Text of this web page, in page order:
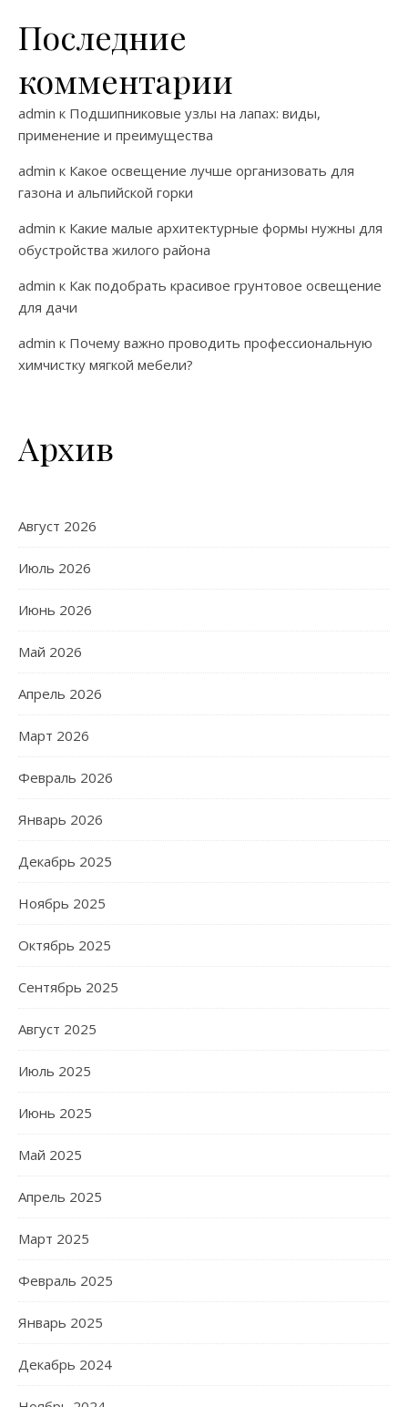
Последние
комментарии
admin к Подшипниковые узлы на лапах: виды,
применение и преимущества
admin к Какое освещение лучше организовать для
газона и альпийской горки
admin к Какие малые архитектурные формы нужны для
обустройства жилого района
admin к Как подобрать красивое грунтовое освещение
для дачи
admin к Почему важно проводить профессиональную
химчистку мягкой мебели?
Архив
Август 2026
Июль 2026
Июнь 2026
Май 2026
Апрель 2026
Март 2026
Февраль 2026
Январь 2026
Декабрь 2025
Ноябрь 2025
Октябрь 2025
Сентябрь 2025
Август 2025
Июль 2025
Июнь 2025
Май 2025
Апрель 2025
Март 2025
Февраль 2025
Январь 2025
Декабрь 2024